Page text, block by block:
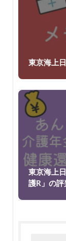
東京海上
東京海上
護R」の